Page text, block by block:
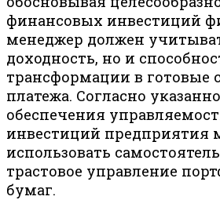
финансовых инвестиций
менеджер должен
доходность, но и
трансформации в готовые
платежа. Согласно
обеспечения
инвестиций предприятия
использовать
трастовое управление
бумаг.